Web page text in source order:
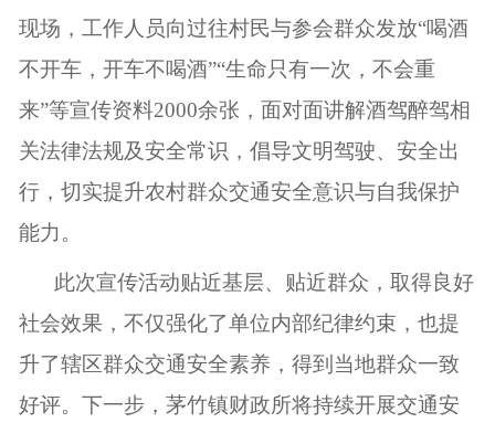
现场，工作人员向过往村民与参会群众发放“喝酒
不开车，开车不喝酒”“生命只有一次，不会重
来”等宣传资料2000余张，面对面讲解酒驾醉驾相
关法律法规及安全常识，倡导文明驾驶、安全出
行，切实提升农村群众交通安全意识与自我保护
能力。
此次宣传活动贴近基层、贴近群众，取得良好
社会效果，不仅强化了单位内部纪律约束，也提
升了辖区群众交通安全素养，得到当地群众一致
好评。下一步，茅竹镇财政所将持续开展交通安